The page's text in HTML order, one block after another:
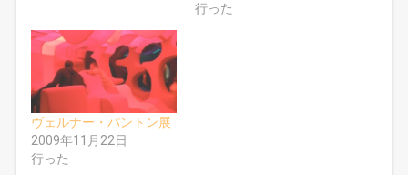
い
(
新
し
い
ウ
ン
ド
ウ
で
開
き
ウ
で
開
き
ま
す
)
行った
ヴェルナー・パントン展
2009年11月22日
行った